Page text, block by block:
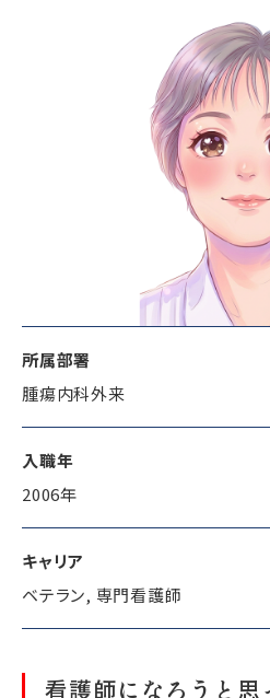
所属部署
腫瘍内科外来
入職年
2006年
キャリア
ベテラン, 専門看護師
看護師になろうと思